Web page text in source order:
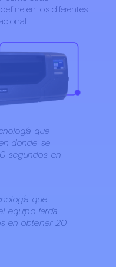
en los diferentes
que
donde se
segundos en
que
equipo tarda
en obtener 20